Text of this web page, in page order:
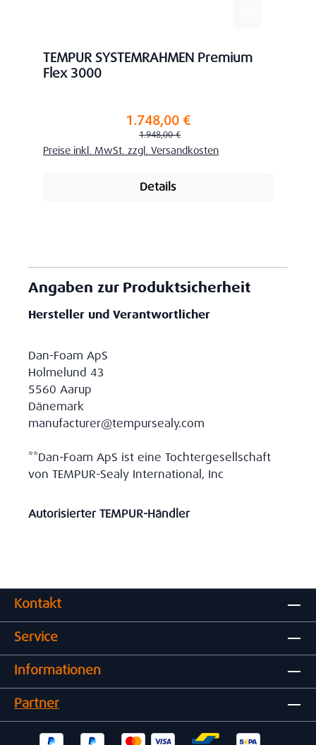
TEMPUR SYSTEMRAHMEN Premium
Flex 3000
Verkaufspreis:1.748,00 €
Regulärer Preis:
1.948,00 €
Preise inkl. MwSt. zzgl. Versandkosten
Details
Angaben zur Produktsicherheit
Hersteller und Verantwortlicher
Dan-Foam ApS
Holmelund 43
5560 Aarup
Dänemark
manufacturer@tempursealy.com
**Dan-Foam ApS ist eine Tochtergesellschaft
von TEMPUR-Sealy International, Inc
Autorisierter TEMPUR-Händler
Kontakt
Service
Informationen
Partner